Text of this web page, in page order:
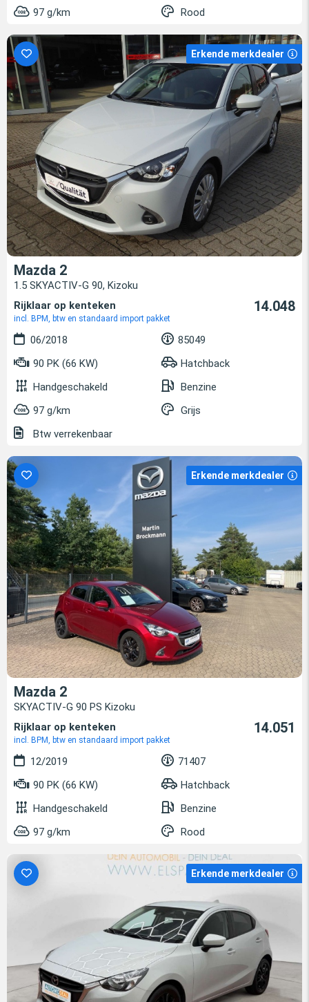
97 g/km Rood
Erkende merkdealer
Mazda 2
1.5 SKYACTIV-G 90, Kizoku
Rijklaar op kenteken
incl. BPM, btw en standaard import pakket
14.048
06/2018
85049
90 PK (66 KW)
Hatchback
Handgeschakeld
Benzine
97 g/km
Grijs
Btw verrekenbaar
Erkende merkdealer
Mazda 2
SKYACTIV-G 90 PS Kizoku
Rijklaar op kenteken
incl. BPM, btw en standaard import pakket
14.051
12/2019
71407
90 PK (66 KW)
Hatchback
Handgeschakeld
Benzine
97 g/km
Rood
Erkende merkdealer